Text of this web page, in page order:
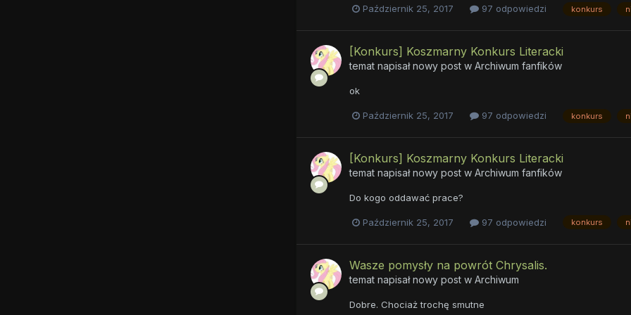
Październik 25, 2017 97 odpowiedzi konkurs
[Konkurs] Koszmarny Konkurs Literacki
temat napisał nowy post w Archiwum fanfików
ok
Październik 25, 2017 97 odpowiedzi konkurs
[Konkurs] Koszmarny Konkurs Literacki
temat napisał nowy post w Archiwum fanfików
Do kogo oddawać prace?
Październik 25, 2017 97 odpowiedzi konkurs
Wasze pomysły na powrót Chrysalis.
temat napisał nowy post w Archiwum
Dobre. Chociaż trochę smutne